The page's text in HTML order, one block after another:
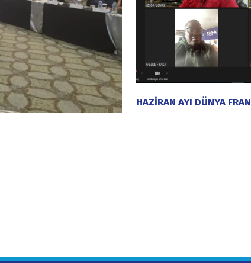
HAZİRAN AYI DÜNYA